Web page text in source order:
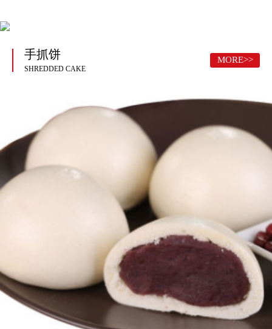
手抓饼
SHREDDED CAKE
MORE>>